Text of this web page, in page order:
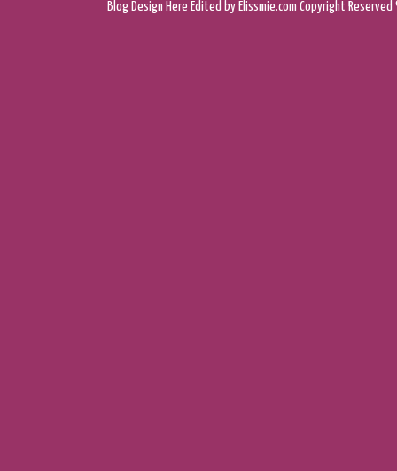
Blog Design Here Edited by Elissmie.com Copyright Reserved